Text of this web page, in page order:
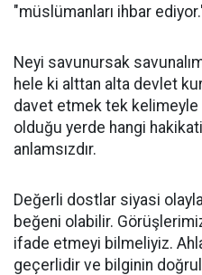
"müslümanları ihbar
Neyi savunursak
hele ki alttan alta devlet
davet etmek tek kelimeyle
olduğu yerde hangi
anlamsızdır.
Değerli dostlar siyasi
beğeni olabilir.
ifade etmeyi bilmeliyiz.
geçerlidir ve bilginin